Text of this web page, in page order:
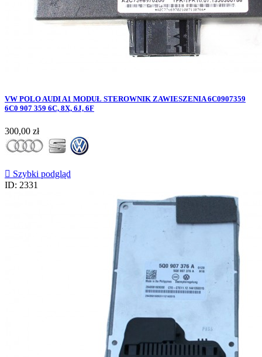
VW POLO AUDI A1 MODUŁ STEROWNIK ZAWIESZENIA 6C0907359
6C0 907 359 6C, 8X, 6J, 6F
Cena
300,00 zł
 Szybki podgląd
ID: 2331